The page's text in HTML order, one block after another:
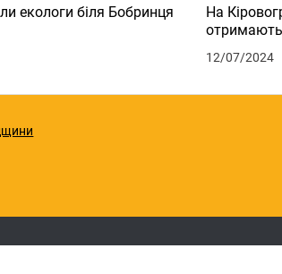
екологи біля Бобринця
На
отримають
12/07/2024